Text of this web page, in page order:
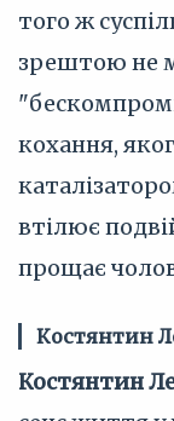
того ж
зрештою не
кохання,
втілює
прощає
Костянтин
Костянтин